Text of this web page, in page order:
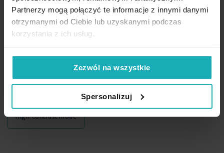
Partnerzy mogą połączyć te informacje z innymi danymi
otrzymanymi od Ciebie lub uzyskanymi podczas
korzystania z ich usług.
Zezwól na wszystkie
Spersonalizuj
PREMIUM
39,80 zł
PREMIUM
High-contrast mode